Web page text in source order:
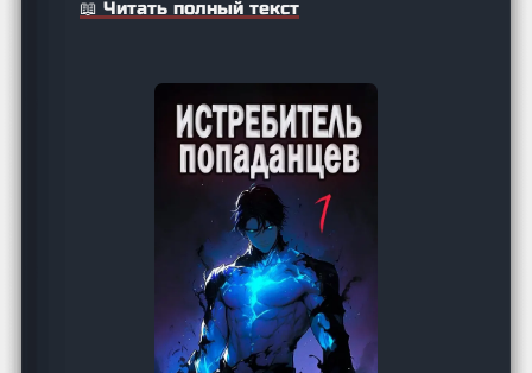
📖 Читать полный текст